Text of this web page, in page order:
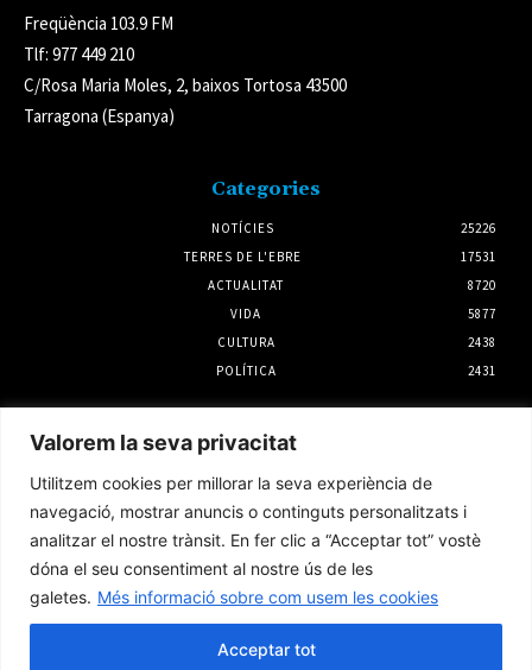
Valorem la seva privacitat
Utilitzem cookies per millorar la seva experiència de
navegació, mostrar anuncis o continguts personalitzats i
analitzar el nostre trànsit. En fer clic a “Acceptar tot” vostè
dóna el seu consentiment al nostre ús de les
galetes. Més informació sobre com usem les cookies
Acceptar tot
Freqüència 103.9 FM
Tlf: 977 449 210
C/Rosa Maria Moles, 2, baixos Tortosa 43500
Tarragona (Espanya)
Categories
NOTÍCIES
25226
TERRES DE L'EBRE
17531
ACTUALITAT
8720
VIDA
5877
CULTURA
2438
POLÍTICA
2431
va recepcionar l’ampliació de l’Auditori amb
obres pendents per valor de més de 256.000
euros
5 agost 2026
SomRuralitats invertirà 3 milions d’euros
per impulsar la repoblació i la silvopastura a